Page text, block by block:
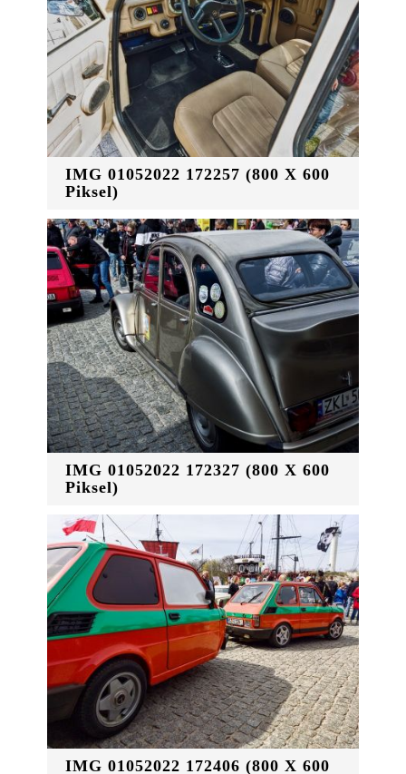
IMG 01052022 172257 (800 X 600
Piksel)
IMG 01052022 172327 (800 X 600
Piksel)
IMG 01052022 172406 (800 X 600